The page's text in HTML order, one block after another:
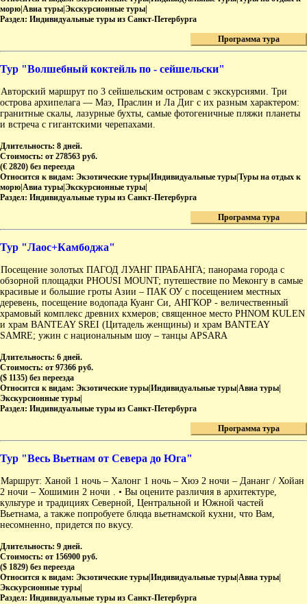
морю|Авиа туры|Экскурсионные туры|
Раздел: Индивидуальные туры из Санкт-Петербурга
Программа тура
Тур "Волшебный коктейль по - сейшельски"
Авторский маршрут по 3 сейшельским островам с экскурсиями. Три
острова архипелага — Маэ, Праслин и Ла Диг с их разным характером:
гранитные скалы, лазурные бухты, самые фотогеничные пляжи планеты
и встреча с гигантскими черепахами.
Длительность: 8 дней.
Стоимость: от 278563 руб.
(€ 2820) без переезда
Относится к видам: Экзотические туры|Индивидуальные туры|Туры на отдых к
морю|Авиа туры|Экскурсионные туры|
Раздел: Индивидуальные туры из Санкт-Петербурга
Программа тура
Тур "Лаос+Камбоджа"
Посещение золотых ПАГОД ЛУАНГ ПРАБАНГА; панорама города с
обзорной площадки PHOUSI MOUNT; путешествие по Меконгу в самые
красивые и большие гроты Азии – ПАК ОУ с посещением местных
деревень, посещение водопада Куанг Си, АНГКОР - величественный
храмовый комплекс древних кхмеров; священное место PHNOM KULEN
и храм BANTEAY SREI (Цитадель женщины) и храм BANTEAY
SAMRE; ужин с национальным шоу – танцы APSARA
Длительность: 6 дней.
Стоимость: от 97366 руб.
($ 1135) без переезда
Относится к видам: Экзотические туры|Индивидуальные туры|Авиа туры|
Экскурсионные туры|
Раздел: Индивидуальные туры из Санкт-Петербурга
Программа тура
Тур "Весь Вьетнам от Севера до Юга"
Маршрут: Ханой 1 ночь – Халонг 1 ночь – Хюэ 2 ночи – Дананг / Хойан
2 ночи – Хошимин 2 ночи . • Вы оцените различия в архитектуре,
культуре и традициях Северной, Центральной и Южной частей
Вьетнама, а также попробуете блюда вьетнамской кухни, что Вам,
несомненно, придется по вкусу.
Длительность: 9 дней.
Стоимость: от 156900 руб.
($ 1829) без переезда
Относится к видам: Экзотические туры|Индивидуальные туры|Авиа туры|
Экскурсионные туры|
Раздел: Индивидуальные туры из Санкт-Петербурга